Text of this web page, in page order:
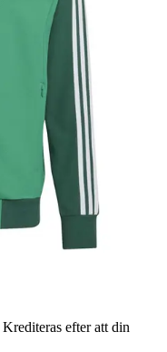
Krediteras efter att din